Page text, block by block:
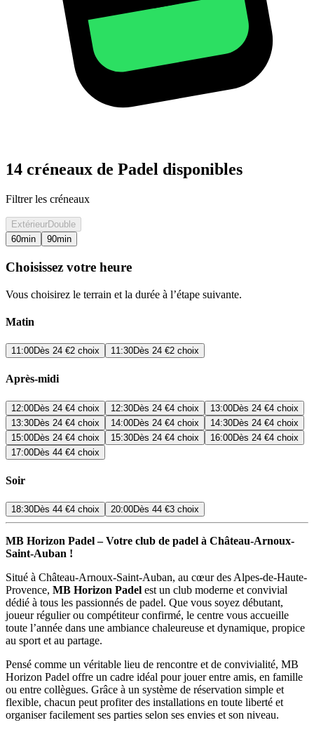
14 créneaux de Padel disponibles
Filtrer les créneaux
ExtérieurDouble
60min 90min
Choisissez votre heure
Vous choisirez le terrain et la durée à l’étape suivante.
Matin
11:00Dès 24 €2 choix 11:30Dès 24 €2 choix
Après-midi
12:00Dès 24 €4 choix 12:30Dès 24 €4 choix 13:00Dès 24 €4 choix
13:30Dès 24 €4 choix 14:00Dès 24 €4 choix 14:30Dès 24 €4 choix
15:00Dès 24 €4 choix 15:30Dès 24 €4 choix 16:00Dès 24 €4 choix
17:00Dès 44 €4 choix
Soir
18:30Dès 44 €4 choix 20:00Dès 44 €3 choix
MB Horizon Padel – Votre club de padel à Château-Arnoux-
Saint-Auban !
Situé à Château-Arnoux-Saint-Auban, au cœur des Alpes-de-Haute-
Provence, MB Horizon Padel est un club moderne et convivial
dédié à tous les passionnés de padel. Que vous soyez débutant,
joueur régulier ou compétiteur confirmé, le centre vous accueille
toute l’année dans une ambiance chaleureuse et dynamique, propice
au sport et au partage.
Pensé comme un véritable lieu de rencontre et de convivialité, MB
Horizon Padel offre un cadre idéal pour jouer entre amis, en famille
ou entre collègues. Grâce à un système de réservation simple et
flexible, chacun peut profiter des installations en toute liberté et
organiser facilement ses parties selon ses envies et son niveau.